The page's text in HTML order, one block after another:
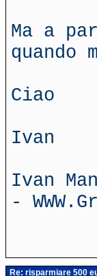
Ma a
Ciao
Ivan
Ivan
-
Re: risparmiare 500